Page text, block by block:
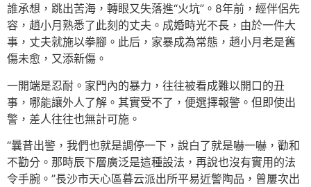
誰承想，跳出苦海，轉眼又失落進“火坑”。8年前，經伴侶先
容，趙小月熟悉了此刻的丈夫。成婚時光不長，由於一件大
事，丈夫就施以拳腳。此后，家暴成為常態，趙小月老是舊
傷未愈，又添新傷。
一開端是忍耐。家門內的暴力，往往被看成難以開口的丑
事，哪能讓外人了解。其實受不了，便選擇報警。但即使出
警，差人往往也無計可施。
“曩昔出警，我們也就是調停一下，說白了就是嚇一嚇，勸和
不勸分。那時辰下層廣泛是這種設法，再說也沒有實用的法
令手腕。”長沙市天心區暮云派出所平易近警陶品，曾屢次出